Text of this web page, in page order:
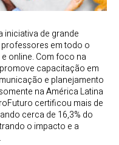
iniciativa de grande
em todo o
online. Com foco na
capacitação em
e planejamento
na América Latina
certificou mais de
cerca de 16,3% do
o impacto e a